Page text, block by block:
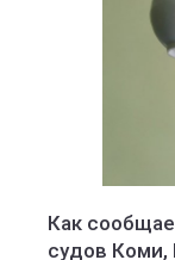
Как
судов Коми,